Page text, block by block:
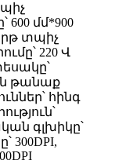
մմ*900
տպիչ
220 Վ
թանաք
հինգ
գլխիկը՝
300DPI,